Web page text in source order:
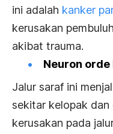
ini adalah kanker
kerusakan
akibat trauma.
Neuron
Jalur saraf ini
sekitar kelopak
kerusakan pada